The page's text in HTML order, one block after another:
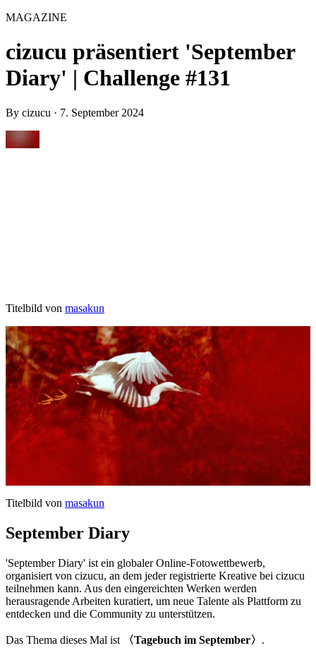
MAGAZINE
cizucu präsentiert 'September
Diary' | Challenge #131
By cizucu · 7. September 2024
Titelbild von masakun
Titelbild von masakun
September Diary
'September Diary' ist ein globaler Online-Fotowettbewerb,
organisiert von cizucu, an dem jeder registrierte Kreative bei cizucu
teilnehmen kann. Aus den eingereichten Werken werden
herausragende Arbeiten kuratiert, um neue Talente als Plattform zu
entdecken und die Community zu unterstützen.
Das Thema dieses Mal ist 〈Tagebuch im September〉 .